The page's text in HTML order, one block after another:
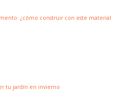
¿cómo construir con este material
tu jardín en invierno